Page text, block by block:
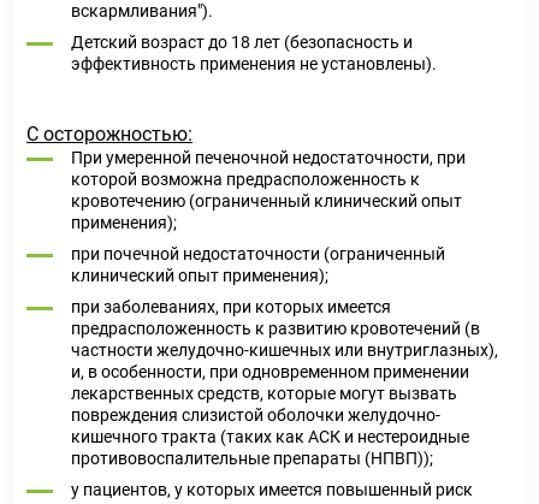
вскармливания").
Детский возраст до 18 лет (безопасность и
эффективность применения не установлены).
С осторожностью:
При умеренной печеночной недостаточности, при
которой возможна предрасположенность к
кровотечению (ограниченный клинический опыт
применения);
при почечной недостаточности (ограниченный
клинический опыт применения);
при заболеваниях, при которых имеется
предрасположенность к развитию кровотечений (в
частности желудочно-кишечных или внутриглазных),
и, в особенности, при одновременном применении
лекарственных средств, которые могут вызвать
повреждения слизистой оболочки желудочно-
кишечного тракта (таких как АСК и нестероидные
противовоспалительные препараты (НПВП));
у пациентов, у которых имеется повышенный риск